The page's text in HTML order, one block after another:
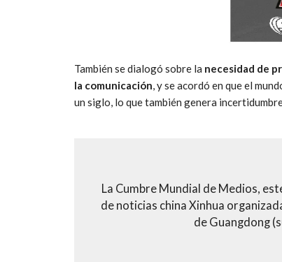
También se dialogó sobre la necesidad de
la comunicación, y se acordó en que el
un siglo, lo que también genera
La Cumbre Mundial de Medios,
de noticias china Xinhua
de Guangdong